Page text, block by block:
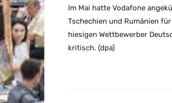
Im Mai hatte Vodafone
Tschechien und Rumänien
hiesigen Wettbewerber
kritisch. (dpa)